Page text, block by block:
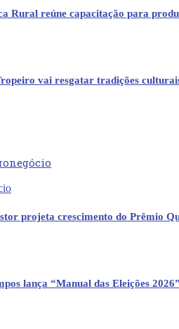
Rural reúne capacitação para
vai resgatar tradições
projeta crescimento do Prêmio
lança “Manual das Eleições